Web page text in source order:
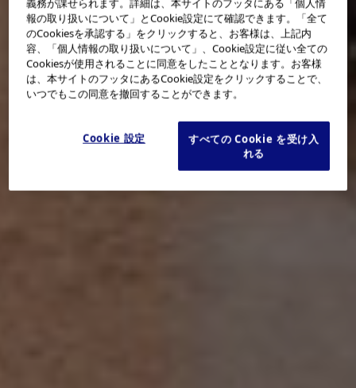
報の取り扱いについて」とCookie設定にて確認できます。「全て
のCookiesを承認する」をクリックすると、お客様は、上記内
容、「個人情報の取り扱いについて」、Cookie設定に従い全ての
Cookiesが使用されることに同意をしたこととなります。お客様
は、本サイトのフッタにあるCookie設定をクリックすることで、
いつでもこの同意を撤回することができます。
Cookie 設定
すべての Cookie を受け入
れる